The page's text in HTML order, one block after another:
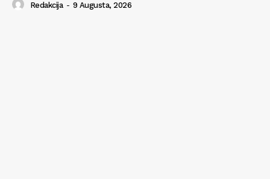
Redakcija - 9 Augusta, 2026